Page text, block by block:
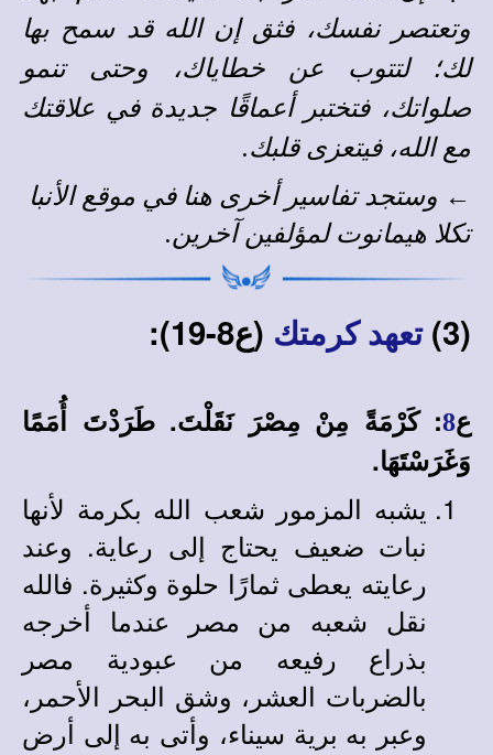
وتعتصر نفسك، فثق إن الله قد سمح بها
لك؛ لتتوب عن خطاياك، وحتى تنمو
صلواتك، فتختبر أعماقًا جديدة في علاقتك
مع الله، فيتعزى قلبك.
← وستجدتفاسير أخرى هنا في موقع الأنبا
تكلا هيمانوتلمؤلفين آخرين.
(3) تعهد كرمتك (ع8-19):
ع8: كَرْمَةً مِنْ مِصْرَ نَقَلْتَ. طَرَدْتَ أُمَمًا
وَغَرَسْتَهَا.
يشبه المزمور شعب الله بكرمة لأنها
نبات ضعيف يحتاج إلى رعاية. وعند
رعايته يعطى ثمارًا حلوة وكثيرة. فالله
نقل شعبه من مصر عندما أخرجه
بذراع رفيعه من عبودية مصر
بالضربات العشر، وشق البحر الأحمر،
وعبر به برية سيناء، وأتى به إلى أرض